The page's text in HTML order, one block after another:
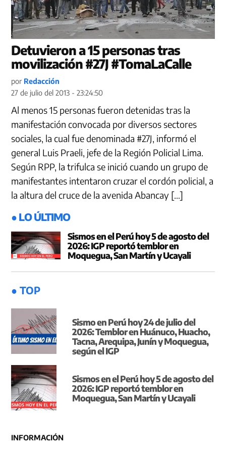
Detuvieron a 15 personas tras
movilización #27J #TomaLaCalle
por Redacción
27 de julio del 2013 - 23:24:50
Al menos 15 personas fueron detenidas tras la
manifestación convocada por diversos sectores
sociales, la cual fue denominada #27J, informó el
general Luis Praeli, jefe de la Región Policial Lima.
Según RPP, la trifulca se inició cuando un grupo de
manifestantes intentaron cruzar el cordón policial, a
la altura del cruce de la avenida Abancay […]
● LO ÚLTIMO
Sismos en el Perú hoy 5 de agosto del
2026: IGP reportó temblor en
Moquegua, San Martín y Ucayali
● TOP
Sismo en Perú hoy 24 de julio del
2026: Temblor en Huánuco, Huacho,
Tacna, Arequipa, Junín y Moquegua,
según el IGP
Sismos en el Perú hoy 5 de agosto del
2026: IGP reportó temblor en
Moquegua, San Martín y Ucayali
INFORMACIÓN